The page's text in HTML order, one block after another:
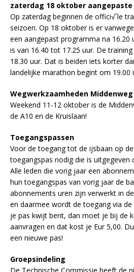
zaterdag 18 oktober
Op zaterdag beginnen de offici√´le
seizoen. Op 18 oktober is er
een aangepast programma na 16.20
is van 16.40 tot 17.25 uur. De
18.30 uur. Dat is beiden iets korter
landelijke marathon begint om 19.00
Wegwerkzaamheden Middenweg
Weekend 11-12 oktober is de
de A10 en de Kruislaan!
Toegangspassen
Voor de toegang tot de ijsbaan op
toegangspas nodig die is uitgegeven
Alle leden die vorig jaar een
hun toegangspas van vorig jaar de
abonnements uren zijn verwerkt in
en daarmee wordt de toegang via
je pas kwijt bent, dan moet je bij de
aanvragen en dat kost je Eur 5,00.
een nieuwe pas!
Groepsindeling